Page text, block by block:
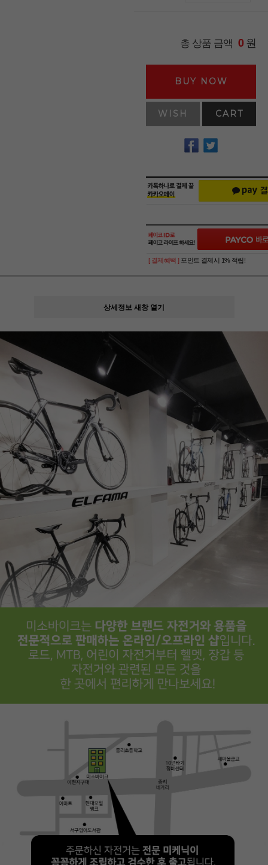
총 상품 금액 0원
BUY NOW
WISH CART
페이코 ID로
[ 결제혜택 ] 포인트 결제시 1% 적립!
상세정보 새창 열기